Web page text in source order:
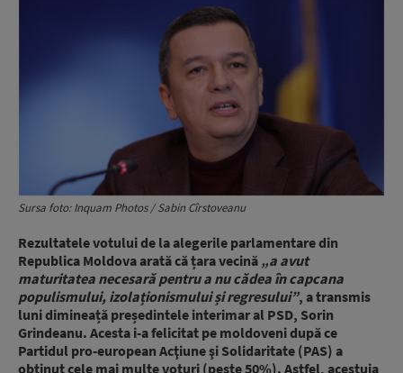
Sursa foto: Inquam Photos / Sabin Cîrstoveanu
Rezultatele votului de la alegerile parlamentare din
Republica Moldova arată că țara vecină „a avut
maturitatea necesară pentru a nu cădea în capcana
populismului, izolaționismului și regresului”, a transmis
luni dimineață președintele interimar al PSD, Sorin
Grindeanu. Acesta i-a felicitat pe moldoveni după ce
Partidul pro-european Acţiune şi Solidaritate (PAS) a
obţinut cele mai multe voturi (peste 50%). Astfel, acestuia